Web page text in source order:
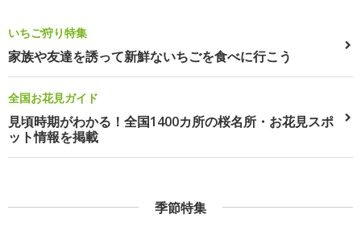
いちご狩り特集
家族や友達を誘って新鮮ないちごを食べに行こう
全国お花見ガイド
見頃時期がわかる！全国1400カ所の桜名所・お花見スポ
ット情報を掲載
季節特集